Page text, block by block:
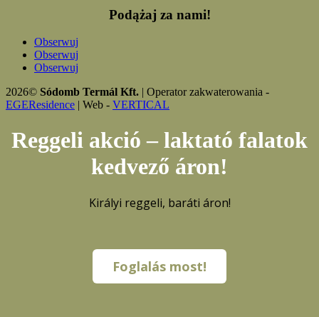
Podążaj za nami!
Obserwuj
Obserwuj
Obserwuj
2026© Sódomb Termál Kft. | Operator zakwaterowania -
EGEResidence | Web - VERTICAL
Reggeli akció – laktató falatok
kedvező áron!
Királyi reggeli, baráti áron!
Foglalás most!